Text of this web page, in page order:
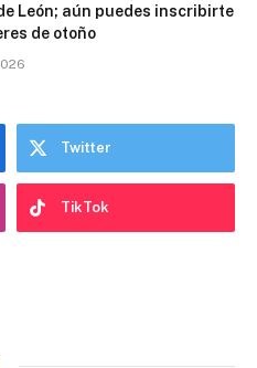
León; aún puedes inscribirte
de otoño
Twitter
TikTok